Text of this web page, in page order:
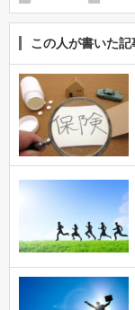
この人が書いた記